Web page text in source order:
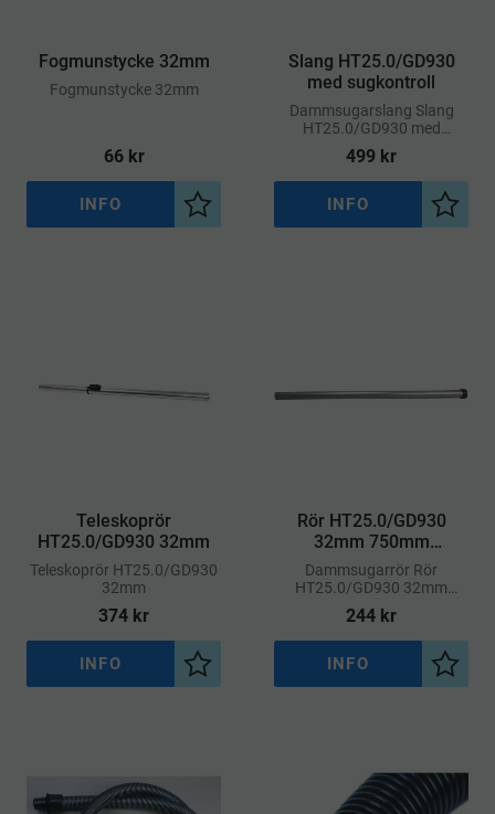
Fogmunstycke 32mm
Fogmunstycke 32mm
66kr
Lägg till i önskelista
INFO
Slang HT25.0/GD930
med sugkontroll
Dammsugarslang Slang
HT25.0/GD930 med
Sugkontroll
499 kr
Lägg
INFO
Teleskoprör
HT25.0/GD930 32mm
​Teleskoprör HT25.0/GD930
32mm
374 kr
Lägg till i önskelista
INFO
Rör HT25.0/GD930
32mm 750mm
Aluminium
​Dammsugarrör Rör
HT25.0/GD930 32mm
750mm
244 kr
Lägg
INFO